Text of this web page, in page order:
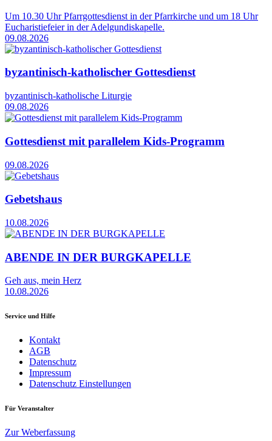
Um 10.30 Uhr Pfarrgottesdienst in der Pfarrkirche und um 18 Uhr
Eucharistiefeier in der Adelgundiskapelle.
09.08.2026
byzantinisch-katholischer Gottesdienst
byzantinisch-katholische Liturgie
09.08.2026
Gottesdienst mit parallelem Kids-Programm
09.08.2026
Gebetshaus
10.08.2026
ABENDE IN DER BURGKAPELLE
Geh aus, mein Herz
10.08.2026
Service und Hilfe
Kontakt
AGB
Datenschutz
Impressum
Datenschutz Einstellungen
Für Veranstalter
Zur Weberfassung